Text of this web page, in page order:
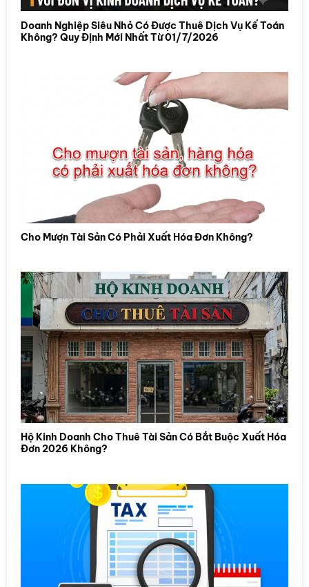
Doanh Nghiệp Siêu Nhỏ Có Được Thuê Dịch Vụ Kế Toán
Không? Quy Định Mới Nhất Từ 01/7/2026
Cho Mượn Tài Sản Có Phải Xuất Hóa Đơn Không?
Hộ Kinh Doanh Cho Thuê Tài Sản Có Bắt Buộc Xuất Hóa
Đơn 2026 Không?